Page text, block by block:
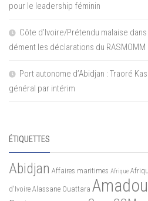
pour le leadership féminin
Côte d’Ivoire/Prétendu malaise
dément les déclarations du RASMOMM
Port autonome d’Abidjan : Traoré
général par intérim
ÉTIQUETTES
Abidjan Affaires maritimes Afrique
d'Ivoire Alassane Ouattara